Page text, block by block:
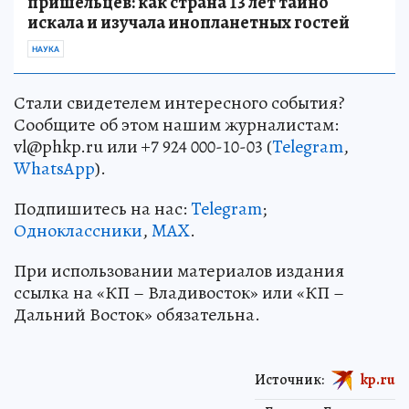
искала и изучала инопланетных гостей
НАУКА
Стали свидетелем интересного события?
Сообщите об этом нашим журналистам:
vl@phkp.ru или +7 924 000-10-03 (Telegram,
WhatsApp).
Подпишитесь на нас:Telegram;
Одноклассники,MAX.
При использовании материалов издания
ссылка на «КП – Владивосток» или «КП –
Дальний Восток» обязательна.
Источник: kp.ru